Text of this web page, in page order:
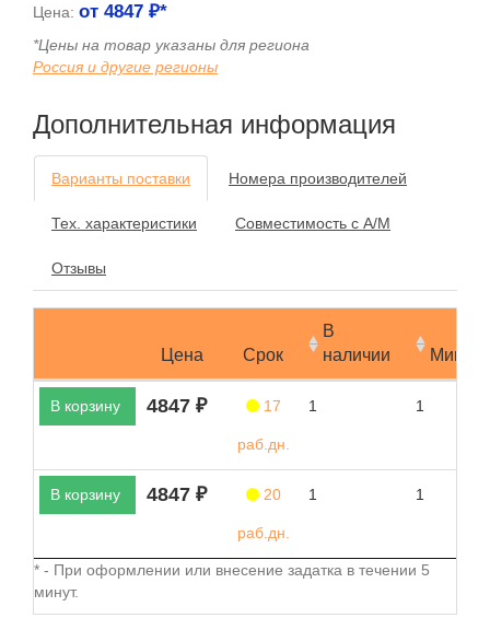
Цена: от 4847 ₽*
*Цены на товар указаны для региона
Россия и другие регионы
Дополнительная информация
Варианты поставки Номера производителей
Тех. характеристики Совместимость с А/М
Отзывы
Цена Срок
В
наличии
В корзину 4847 ₽ 17
раб.дн.
1 1
В корзину 4847 ₽ 20
раб.дн.
1 1
* - При оформлении или внесение задатка в течении 5
минут.